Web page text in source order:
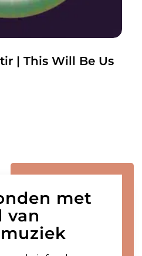
| This Will Be Us
met
van